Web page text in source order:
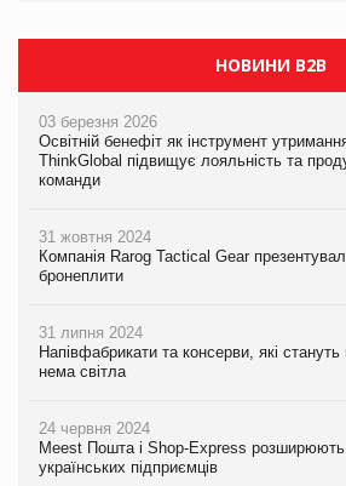
НОВИНИ B2B
03 березня 2026
Освітній бенефіт як інструмент
ThinkGlobal підвищує лояльність та
команди
31 жовтня 2024
Компанія Rarog Tactical Gear
бронеплити
31 липня 2024
Напівфабрикати та консерви, які
нема світла
24 червня 2024
Meest Пошта і Shop-Express розширюють
українських підприємців